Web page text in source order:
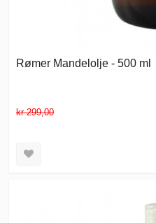
Rømer Mandelolje - 500 ml
kr 299,00